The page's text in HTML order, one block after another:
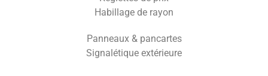
Habillage de rayon
Panneaux & pancartes
Signalétique extérieure